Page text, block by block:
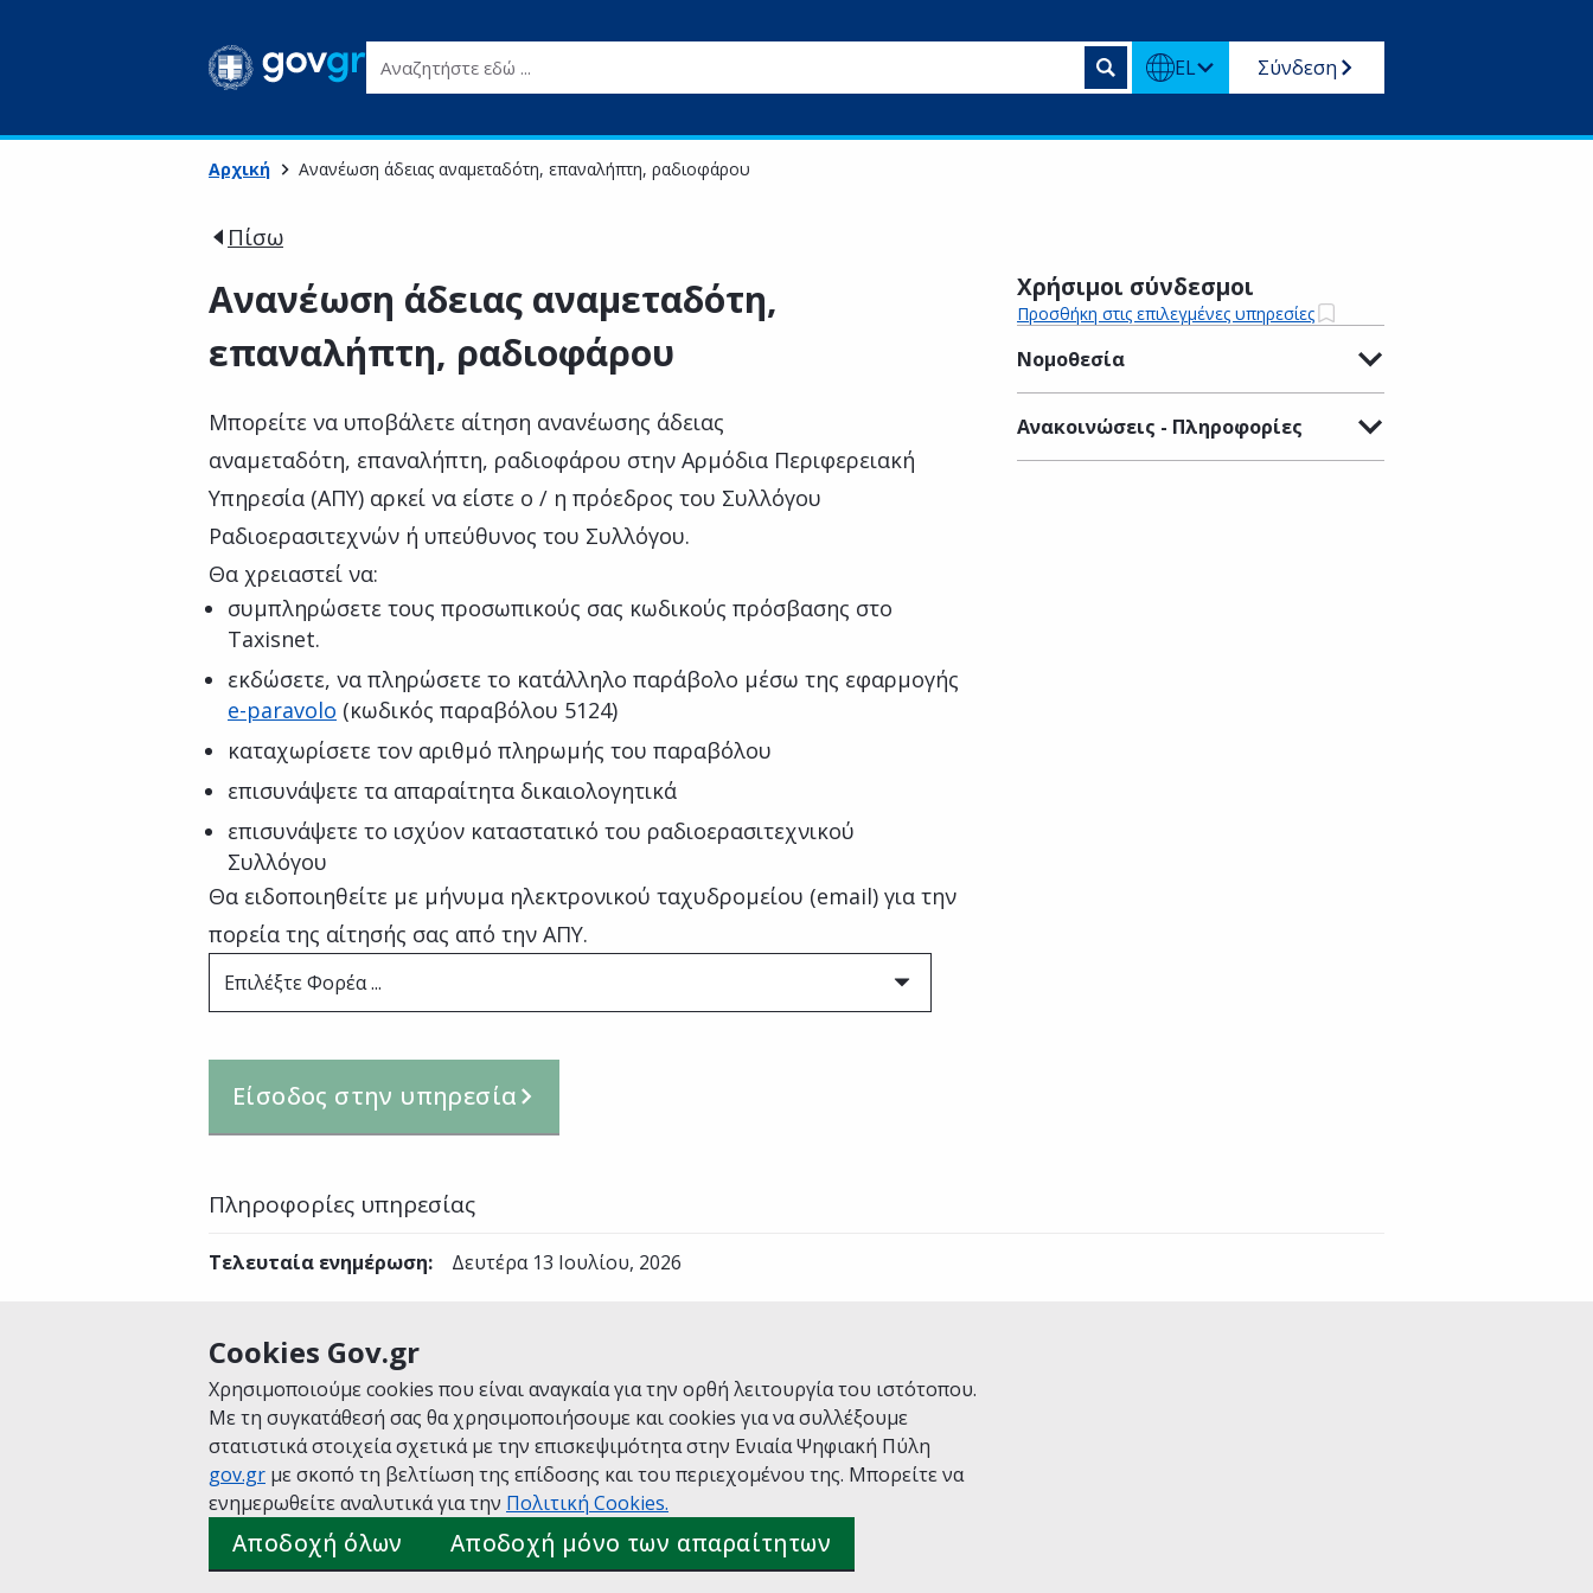
Cookies Gov.gr
Χρησιμοποιούμε cookies που είναι αναγκαία για την ορθή λειτουργία του ιστότοπου.
Με τη συγκατάθεσή σας θα χρησιμοποιήσουμε και cookies για να συλλέξουμε
στατιστικά στοιχεία σχετικά με την επισκεψιμότητα στην Ενιαία Ψηφιακή Πύλη
gov.gr με σκοπό τη βελτίωση της επίδοσης και του περιεχομένου της. Μπορείτε να
ενημερωθείτε αναλυτικά για την Πολιτική Cookies.
Αποδοχή όλων Αποδοχή μόνο των απαραίτητων
Αναζητήστε εδώ ... EL Σύνδεση
Αρχική Ανανέωση άδειας αναμεταδότη, επαναλήπτη, ραδιοφάρου
Πίσω
Ανανέωση άδειας αναμεταδότη,
επαναλήπτη, ραδιοφάρου
Μπορείτε να υποβάλετε αίτηση ανανέωσης άδειας
αναμεταδότη, επαναλήπτη, ραδιοφάρου στην Αρμόδια Περιφερειακή
Υπηρεσία (ΑΠΥ) αρκεί να είστε ο / η πρόεδρος του Συλλόγου
Ραδιοερασιτεχνών ή υπεύθυνος του Συλλόγου.
Θα χρειαστεί να:
συμπληρώσετε τους προσωπικούς σας κωδικούς πρόσβασης στο
Taxisnet.
εκδώσετε, να πληρώσετε το κατάλληλο παράβολο μέσω της εφαρμογής
e-paravolo (κωδικός παραβόλου 5124)
καταχωρίσετε τον αριθμό πληρωμής του παραβόλου
επισυνάψετε τα απαραίτητα δικαιολογητικά
επισυνάψετε το ισχύον καταστατικό του ραδιοερασιτεχνικού
Συλλόγου
Θα ειδοποιηθείτε με μήνυμα ηλεκτρονικού ταχυδρομείου (email) για την
πορεία της αίτησής σας από την ΑΠΥ.
Επιλέξτε Φορέα ...
Είσοδος στην υπηρεσία
Χρήσιμοι σύνδεσμοι
Προσθήκη στις επιλεγμένες υπηρεσίες
Νομοθεσία
Ανακοινώσεις - Πληροφορίες
Πληροφορίες υπηρεσίας
Τελευταία ενημέρωση: Δευτέρα 13 Ιουλίου, 2026
Είναι χρήσιμη αυτή η σελίδα;
ΑρχικήΣχετικά με το gov.grΌροι ΧρήσηςΠολιτική ΑπορρήτουΔήλωση προσβασιμότητας
Πολιτική cookiesΠροτάσεις για το gov.gr
Υλοποίηση από το Υπουργείο Ψηφιακής Διακυβέρνησης Ελληνικά